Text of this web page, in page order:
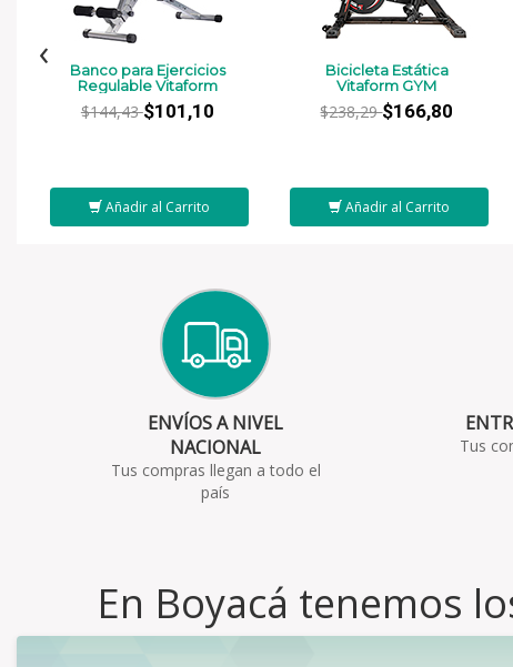
Banco para Ejercicios
Regulable Vitaform
$144,43$101,10
Añadir al Carrito
Bicicleta Estática
Vitaform GYM
$238,29$166,80
Añadir al Carrito
‹
ENVÍOS A NIVEL
NACIONAL
Tus compras llegan a todo el
país
Tus
En Boyacá tenemos